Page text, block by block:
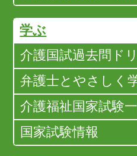
学ぶ
介護国試過去問ド
弁護士とやさしく
介護福祉国家試験
国家試験情報